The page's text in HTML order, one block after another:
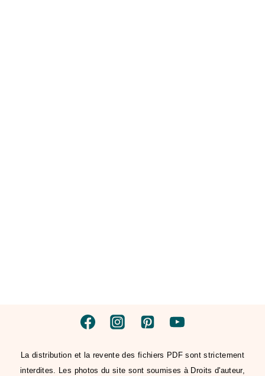
La distribution et la revente des fichiers PDF sont strictement
interdites. Les photos du site sont soumises à Droits d'auteur,